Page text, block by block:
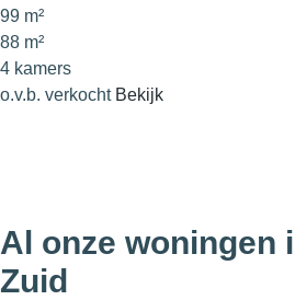
99 m²
88 m²
4 kamers
o.v.b. verkocht Bekijk
Al onze woningen
Zuid